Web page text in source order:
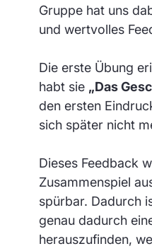
Gruppe hat uns
und wertvolles
Die erste Übung
habt sie „Das
den ersten
sich später nicht
Dieses Feedback
Zusammenspiel
spürbar. Dadurch
genau dadurch
herauszufinden,